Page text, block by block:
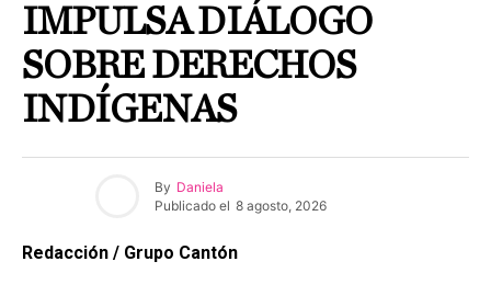
IMPULSA DIÁLOGO
SOBRE DERECHOS
INDÍGENAS
By Daniela
Publicado el 8 agosto, 2026
Redacción / Grupo Cantón